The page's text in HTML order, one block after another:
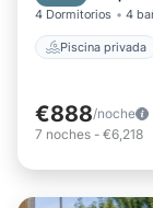
4 Dormitorios 4
Piscina privada
€888/noche
7 noches - €6,218